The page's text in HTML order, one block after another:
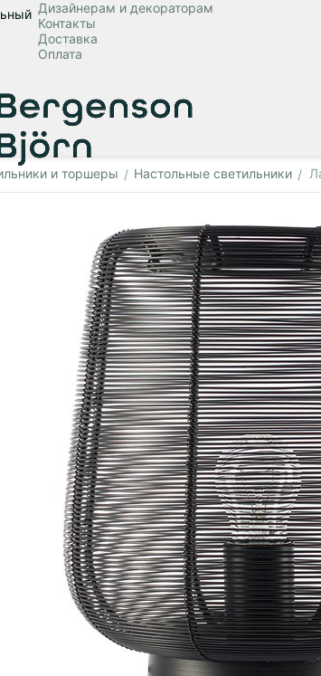
Дизайнерам и декораторам
Контакты
Доставка
Оплата
и торшеры / Настольные светильники /